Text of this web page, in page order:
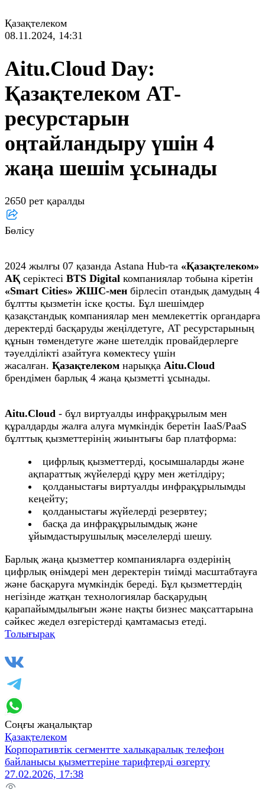
Қазақтелеком
08.11.2024, 14:31
Aitu.Cloud Day:
Қазақтелеком АТ-
ресурстарын
оңтайландыру үшін 4
жаңа шешім ұсынады
2650 рет қаралды
Бөлісу
2024 жылғы 07 қазанда Astana Hub-та «Қазақтелеком»
АҚ серіктесі BTS Digital компаниялар тобына кіретін
«Smart Cities» ЖШС-мен бірлесіп отандық дамудың 4
бұлтты қызметін іске қосты. Бұл шешімдер
қазақстандық компаниялар мен мемлекеттік органдарға
деректерді басқаруды жеңілдетуге, АТ ресурстарының
құнын төмендетуге және шетелдік провайдерлерге
тәуелділікті азайтуға көмектесу үшін
жасалған. Қазақтелеком нарыққа Aitu.Cloud
брендімен барлық 4 жаңа қызметті ұсынады.
Aitu.Cloud - бұл виртуалды инфрақұрылым мен
құралдарды жалға алуға мүмкіндік беретін IaaS/PaaS
бұлттық қызметтерінің жиынтығы бар платформа:
⁠цифрлық қызметтерді, қосымшаларды және
ақпараттық жүйелерді құру мен жетілдіру;
қолданыстағы виртуалды инфрақұрылымды
кеңейту;
қолданыстағы жүйелерді резервтеу;
басқа да инфрақұрылымдық және
ұйымдастырушылық мәселелерді шешу.
Барлық жаңа қызметтер компанияларға өздерінің
цифрлық өнімдері мен деректерін тиімді масштабтауға
және басқаруға мүмкіндік береді. Бұл қызметтердің
негізінде жатқан технологиялар басқарудың
қарапайымдылығын және нақты бизнес мақсаттарына
сәйкес жедел өзгерістерді қамтамасыз етеді.
Толығырақ
Соңғы жаңалықтар
Қазақтелеком
Корпоративтік сегментте халықаралық телефон
байланысы қызметтеріне тарифтерді өзгерту
27.02.2026, 17:38